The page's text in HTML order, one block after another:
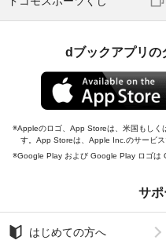
dブックアプリの
Appleのロゴ、App Storeは、米国もしく
す。App Storeは、Apple Inc.のサービス
Google Play および Google Play ロゴは
サポ
はじめての方へ